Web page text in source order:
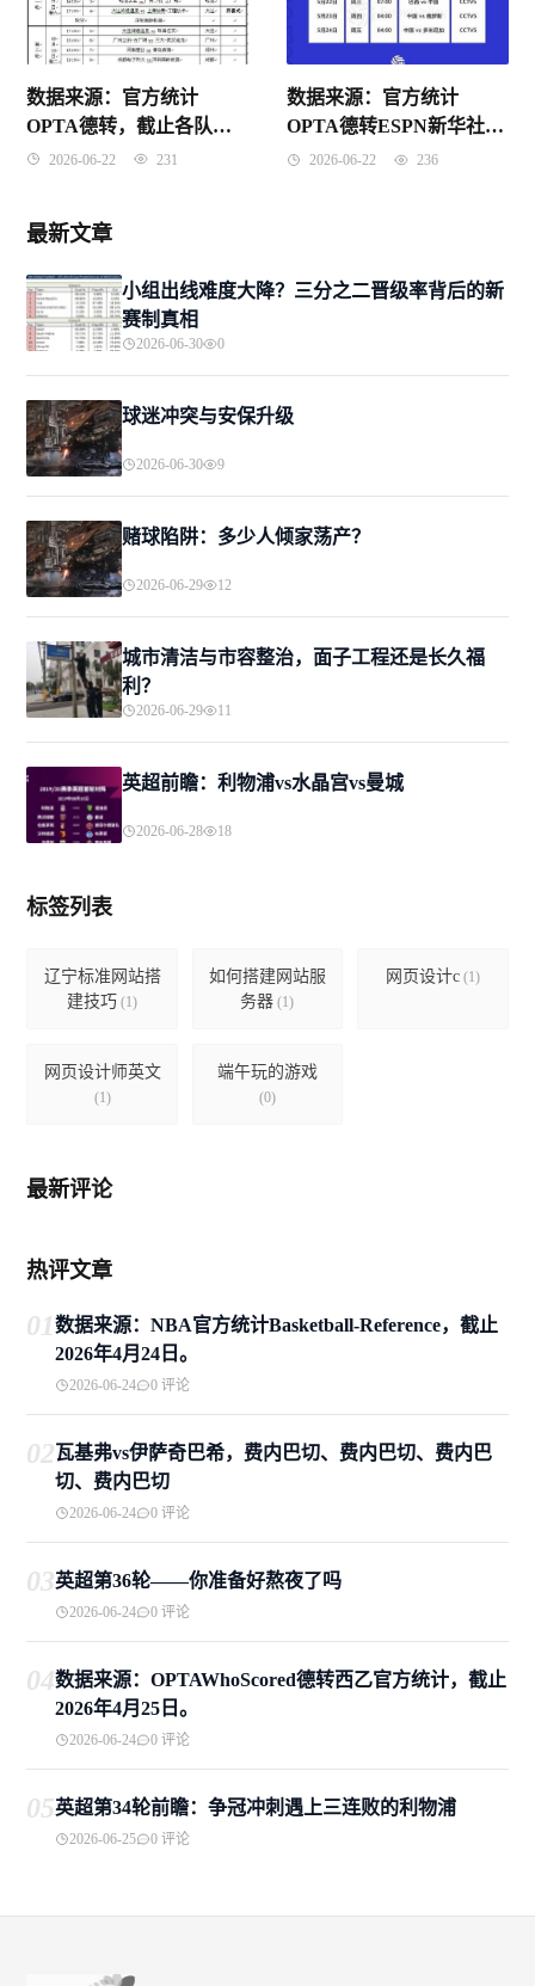
数据来源：官方统计
OPTA德转，截止各队赛
前。2026-06-22 231
数据来源：官方统计
OPTA德转ESPN新华社，
截止2026年4月15日。
2026-06-22 236
最新文章
小组出线难度大降？三分之二晋级率背后的新
赛制真相
2026-06-30 0
球迷冲突与安保升级
2026-06-30 9
赌球陷阱：多少人倾家荡产？
2026-06-29 12
城市清洁与市容整治，面子工程还是长久福
利？
2026-06-29 11
英超前瞻：利物浦vs水晶宫vs曼城
2026-06-28 18
标签列表
辽宁标准网站搭
建技巧 (1)
如何搭建网站服
务器 (1)
网页设计c(1)
网页设计师英文
(1)
端午玩的游戏
(0)
最新评论
热评文章
01数据来源：NBA官方统计Basketball-Reference，截止
2026年4月24日。
2026-06-24 0 评论
02瓦基弗vs伊萨奇巴希，费内巴切、费内巴切、费内巴
切、费内巴切
2026-06-24 0 评论
03英超第36轮——你准备好熬夜了吗
2026-06-24 0 评论
04数据来源：OPTAWhoScored德转西乙官方统计，截止
2026年4月25日。
2026-06-24 0 评论
05英超第34轮前瞻：争冠冲刺遇上三连败的利物浦
2026-06-25 0 评论